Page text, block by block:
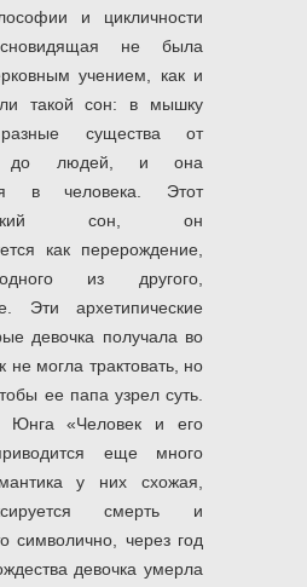
и цикличности
не была
учением, как и
такой сон: в мышку
существа от
до людей, и она
в человека. Этот
сон, он
как перерождение,
из другого,
Эти архетипические
девочка получала во
не могла трактовать, но
ее папа узрел суть.
Юнга «Человек и его
еще много
у них схожая,
смерть и
символично, через год
девочка умерла